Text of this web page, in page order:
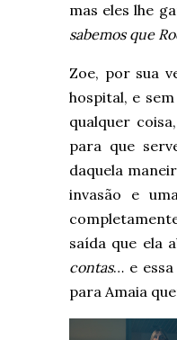
mas eles lhe
sabemos que
Zoe, por sua
hospital, e
qualquer
para que
daquela
invasão e
saída que ela
contas… e
para Amaia